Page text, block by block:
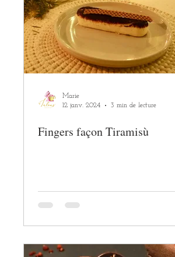
Marie
12 janv. 2024
3 min de lecture
Fingers façon Tiramisù